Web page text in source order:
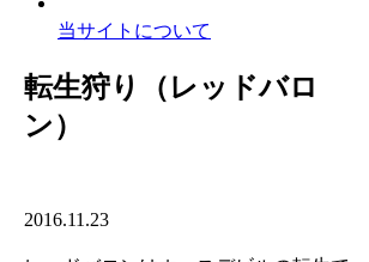
当サイトについて
転生狩り（レッドバロ
ン）
2016.11.23